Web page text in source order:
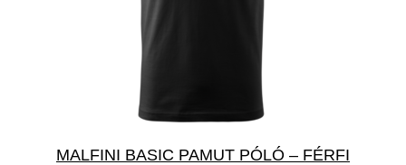
MALFINI BASIC PAMUT PÓLÓ – FÉRFI